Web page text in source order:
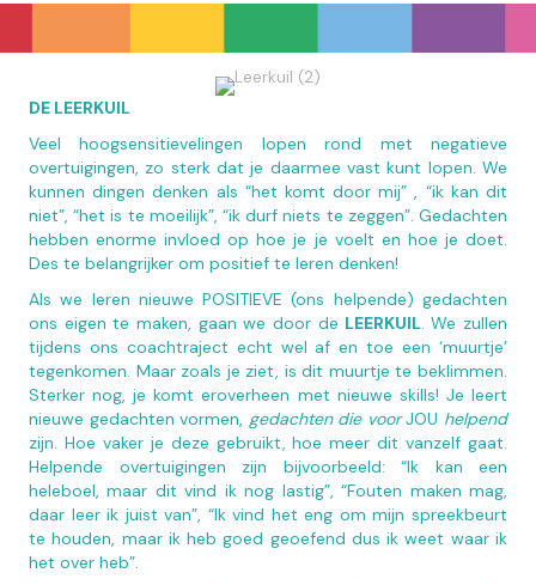
DE LEERKUIL
Veel hoogsensitievelingen lopen rond met negatieve
overtuigingen, zo sterk dat je daarmee vast kunt lopen. We
kunnen dingen denken als “het komt door mij” , “ik kan dit
niet”, “het is te moeilijk”, “ik durf niets te zeggen”. Gedachten
hebben enorme invloed op hoe je je voelt en hoe je doet.
Des te belangrijker om positief te leren denken!
Als we leren nieuwe POSITIEVE (ons helpende) gedachten
ons eigen te maken, gaan we door de LEERKUIL. We zullen
tijdens ons coachtraject echt wel af en toe een ‘muurtje’
tegenkomen. Maar zoals je ziet, is dit muurtje te beklimmen.
Sterker nog, je komt eroverheen met nieuwe skills! Je leert
nieuwe gedachten vormen, gedachten die voorJOU helpend
zijn. Hoe vaker je deze gebruikt, hoe meer dit vanzelf gaat.
Helpende overtuigingen zijn bijvoorbeeld: “Ik kan een
heleboel, maar dit vind ik nog lastig”, “Fouten maken mag,
daar leer ik juist van”, “Ik vind het eng om mijn spreekbeurt
te houden, maar ik heb goed geoefend dus ik weet waar ik
het over heb”.